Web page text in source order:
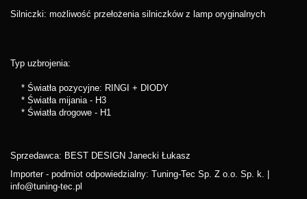
Silniczki: możliwość przełożenia silniczków z lamp oryginalnych
Typ uzbrojenia:
* Światła pozycyjne: RINGI + DIODY
* Światła mijania - H3
* Światła drogowe - H1
Sprzedawca: BEST DESIGN Janecki Łukasz
Importer - podmiot odpowiedzialny: Tuning-Tec Sp. Z o.o. Sp. k. |
info@tuning-tec.pl